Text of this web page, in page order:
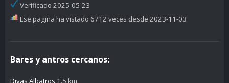
Verificado 2025-05-23
Ese pagina ha vistado 6712 veces desde 2023-11-03
Bares y antros cercanos: